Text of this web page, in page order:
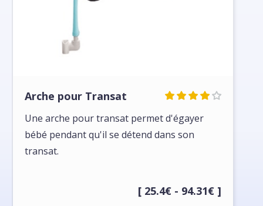
Arche pour Transat
Une arche pour transat permet d'égayer
bébé pendant qu'il se détend dans son
transat.
[ 25.4€ - 94.31€ ]